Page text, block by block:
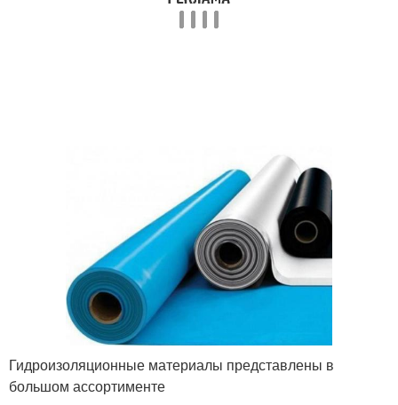
Гидроизоляционные материалы представлены в
большом ассортименте